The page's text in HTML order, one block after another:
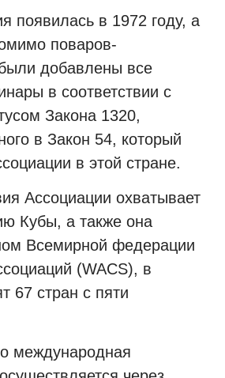
появилась в 1972 году, а
поваров-
добавлены все
в соответствии с
Закона 1320,
в Закон 54, который
в этой стране.
Ассоциации охватывает
Кубы, а также она
Всемирной федерации
(WACS), в
67 стран с пяти
международная